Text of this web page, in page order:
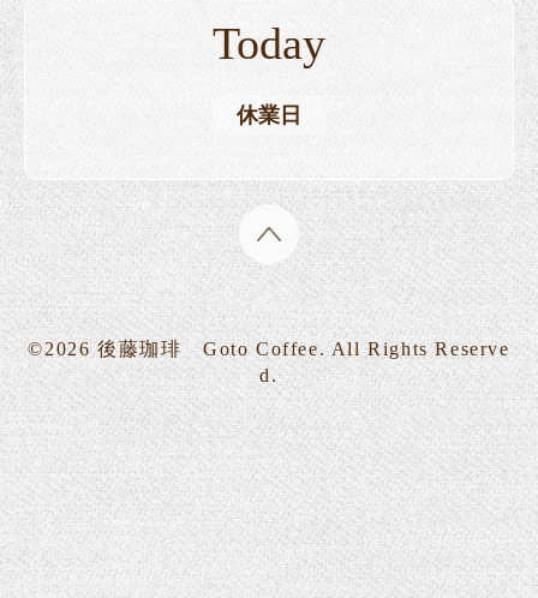
Today
休業日
©2026 後藤珈琲 Goto Coffee. All Rights Reserve
d.